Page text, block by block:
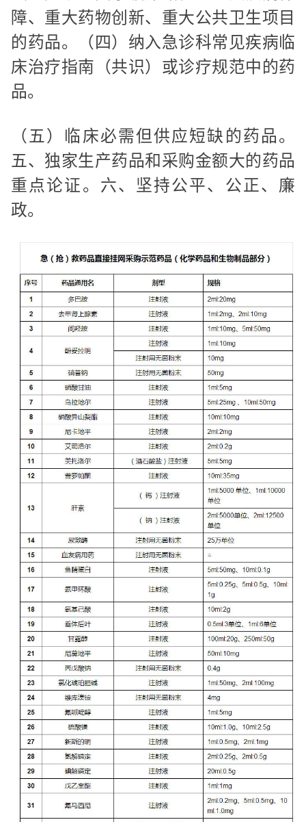
障、重大药物创新、重大公共卫生项目
的药品。（四）纳入急诊科常见疾病临
床治疗指南（共识）或诊疗规范中的药
品。
（五）临床必需但供应短缺的药品。
五、独家生产药品和采购金额大的药品
重点论证。六、坚持公平、公正、廉
政。